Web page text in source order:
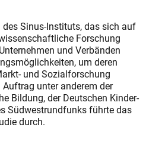
Sinus-Instituts, das sich auf
Forschung
und Verbänden
um deren
und Sozialforschung
unter anderem der
Bildung, der Deutschen Kinder-
Südwestrundfunks führte das
durch.